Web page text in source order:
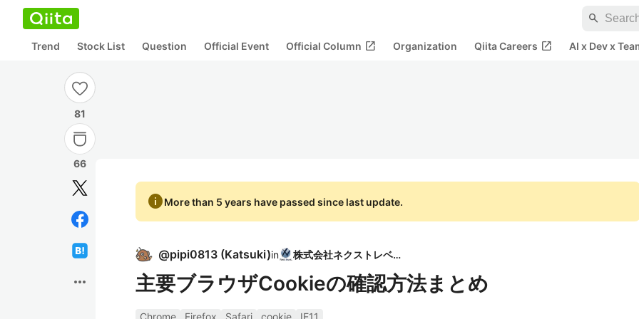
search
Trend Stock List Question Official Event Official Column open_in_new Organization Qiita Careers open_in_new AI x Dev x
81
66
more_horiz
infoMore than 5 years have passed since last update.
@pipi0813 (Katsuki)in 株式会社ネクストレベル
主要ブラウザCookieの確認方法まとめ
Chrome Firefox Safari cookie
IE11